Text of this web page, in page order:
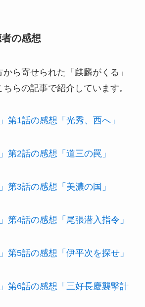
の感想
ら寄せられた「麒麟がくる」
らの記事で紹介しています。
第1話の感想「光秀、西へ」
第2話の感想「道三の罠」
第3話の感想「美濃の国」
第4話の感想「尾張潜入指令」
第5話の感想「伊平次を探せ」
第6話の感想「三好長慶襲撃計